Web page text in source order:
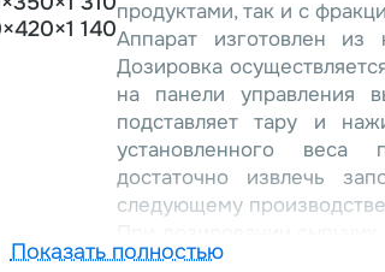
140
продуктами, так и с
Аппарат изготовлен
Дозировка
на панели управления
подставляет тару и
установленного веса
достаточно извлечь
следующему
3000 г, при дозировании
Показать полностью